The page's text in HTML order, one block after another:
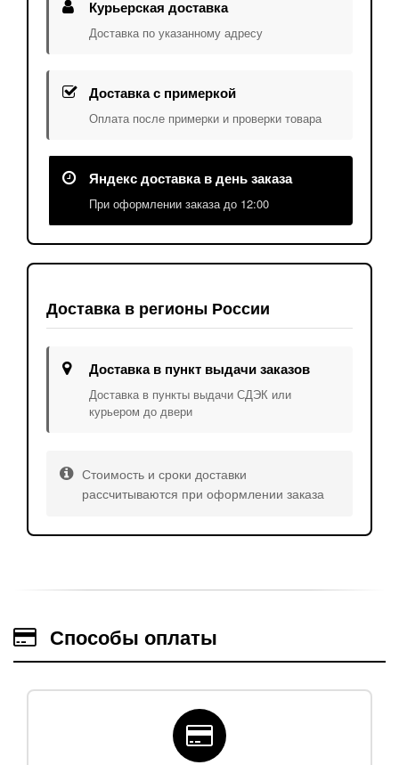
Курьерская доставка
Доставка по указанному адресу
Доставка с примеркой
Оплата после примерки и проверки товара
Яндекс доставка в день заказа
При оформлении заказа до 12:00
Доставка в регионы России
Доставка в пункт выдачи заказов
Доставка в пункты выдачи СДЭК или
курьером до двери
Стоимость и сроки доставки
рассчитываются при оформлении заказа
Способы оплаты